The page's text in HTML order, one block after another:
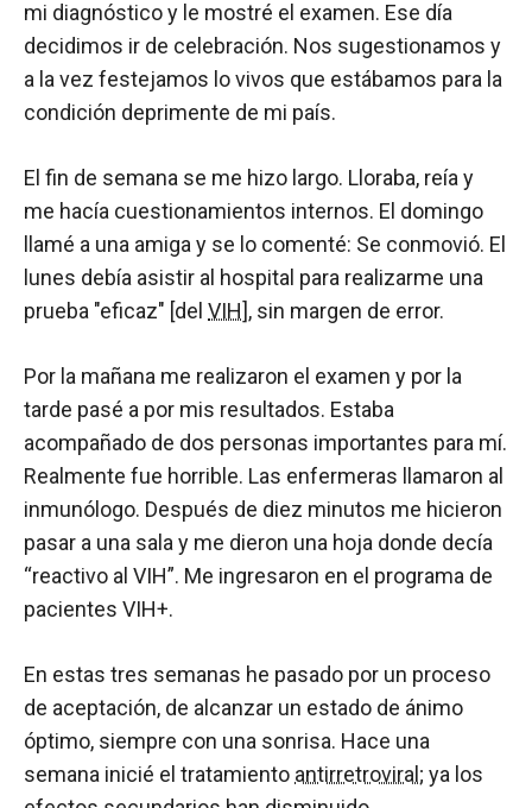
mi diagnóstico y le mostré el examen. Ese día
decidimos ir de celebración. Nos sugestionamos y
a la vez festejamos lo vivos que estábamos para la
condición deprimente de mi país.
El fin de semana se me hizo largo. Lloraba, reía y
me hacía cuestionamientos internos. El domingo
llamé a una amiga y se lo comenté: Se conmovió. El
lunes debía asistir al hospital para realizarme una
prueba "eficaz" [del VIH], sin margen de error.
Por la mañana me realizaron el examen y por la
tarde pasé a por mis resultados. Estaba
acompañado de dos personas importantes para mí.
Realmente fue horrible. Las enfermeras llamaron al
inmunólogo. Después de diez minutos me hicieron
pasar a una sala y me dieron una hoja donde decía
“reactivo al VIH”. Me ingresaron en el programa de
pacientes VIH+.
En estas tres semanas he pasado por un proceso
de aceptación, de alcanzar un estado de ánimo
óptimo, siempre con una sonrisa. Hace una
semana inicié el tratamiento antirretroviral ; ya los